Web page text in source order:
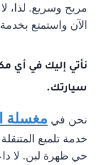
مريح وسريع. لذا،
الآن واستمتع
نأتي إليك في أي
سيارتك.
نحن في مغسلة
خدمة تلميع
حي ظهرة لبن. لا